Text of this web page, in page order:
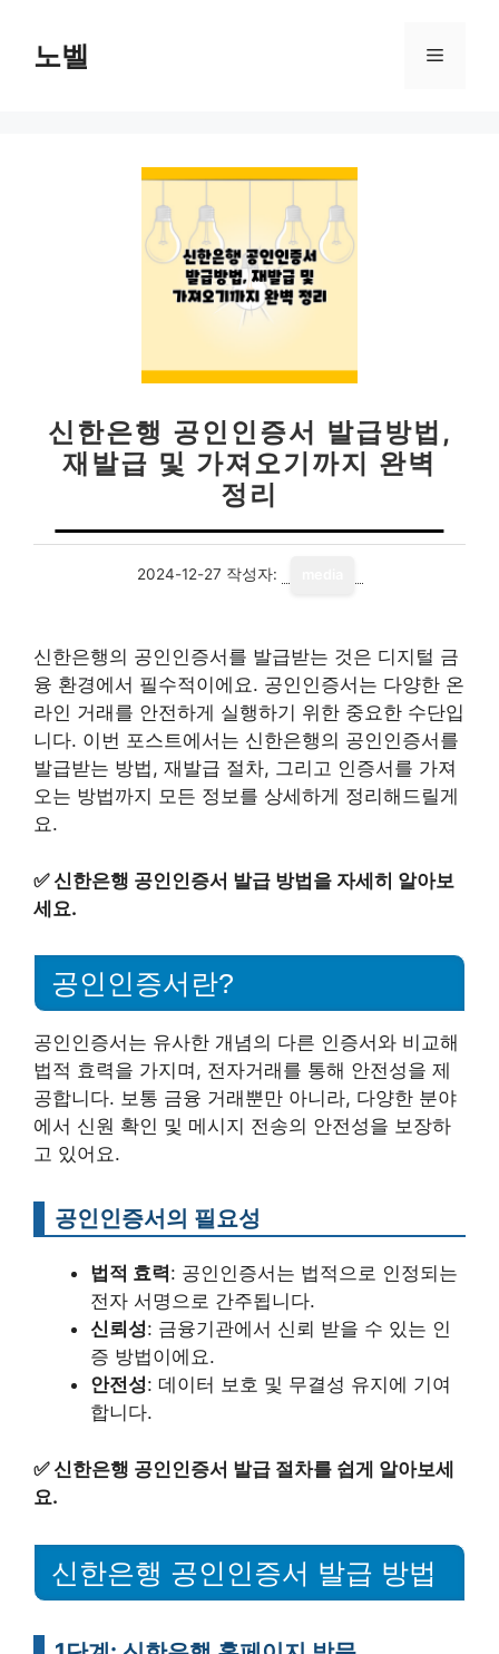
노벨 메
신한은행 공인인증서 발급방법,
재발급 및 가져오기까지 완벽
정리
2024-12-27 작성자:
신한은행의 공인인증서를 발급받는 것은 디지털 금
융 환경에서 필수적이에요. 공인인증서는 다양한 온
라인 거래를 안전하게 실행하기 위한 중요한 수단입
니다. 이번 포스트에서는 신한은행의 공인인증서를
발급받는 방법, 재발급 절차, 그리고 인증서를 가져
오는 방법까지 모든 정보를 상세하게 정리해드릴게
요.
✅신한은행 공인인증서 발급 방법을 자세히 알아보
세요.
공인인증서란?
공인인증서는 유사한 개념의 다른 인증서와 비교해
법적 효력을 가지며, 전자거래를 통해 안전성을 제
공합니다. 보통 금융 거래뿐만 아니라, 다양한 분야
에서 신원 확인 및 메시지 전송의 안전성을 보장하
고 있어요.
공인인증서의 필요성
법적 효력: 공인인증서는 법적으로 인정되는
전자 서명으로 간주됩니다.
신뢰성: 금융기관에서 신뢰 받을 수 있는 인
증 방법이에요.
안전성: 데이터 보호 및 무결성 유지에 기여
합니다.
✅신한은행 공인인증서 발급 절차를 쉽게 알아보세
요.
신한은행 공인인증서 발급 방법